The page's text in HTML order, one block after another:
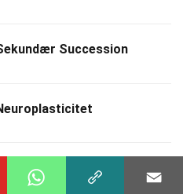
Succession